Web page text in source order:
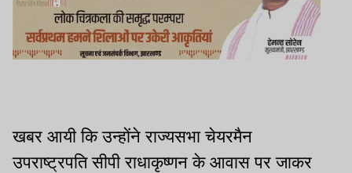
खबर आयी कि उन्होंने राज्यसभा चेयरमैन
उपराष्ट्रपति सीपी राधाकृष्णन के आवास पर जाकर